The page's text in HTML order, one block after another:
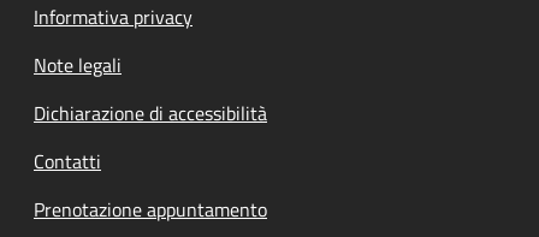
Informativa privacy
Note legali
Dichiarazione di accessibilità
Contatti
Prenotazione appuntamento